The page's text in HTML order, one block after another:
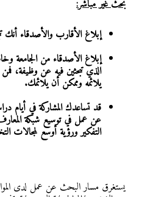
بحث غير مباشر:
إبلاغ الأقارب والأصدقاء
إبلاغ الأصدقاء من الجامعة
الذي تبحثين فيه عن وظيفة،
يلائمه وممكن أن يلائمك.
قد تساعدك المشاركة في أيام
عن عمل في توسيع شبكة
التفكير ورؤية أوسع لمجالات
يستغرق مسار البحث عن عمل لدى